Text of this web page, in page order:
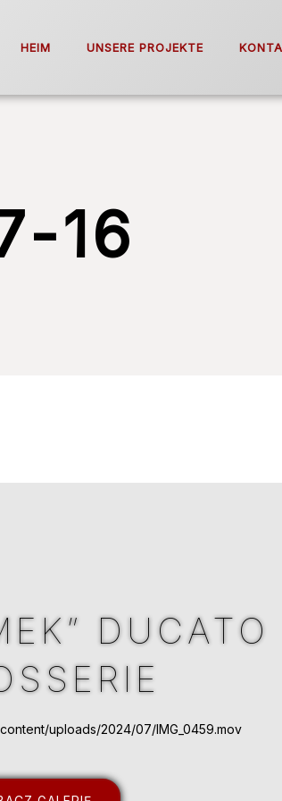
HEIM UNSERE PROJEKTE
16
DUCATO
uploads/2024/07/IMG_0459.mov